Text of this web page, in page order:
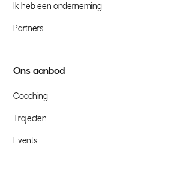
Ik heb een onderneming
Partners
Ons aanbod
Coaching
Trajecten
Events